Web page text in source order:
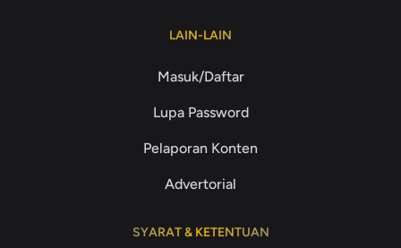
LAIN-LAIN
Masuk/Daftar
Lupa Password
Pelaporan Konten
Advertorial
SYARAT & KETENTUAN